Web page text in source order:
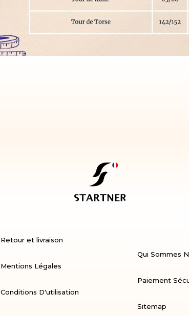
Retour et livraison
Mentions Légales
Conditions D'utilisation
Qui Sommes
Paiement
Sitemap